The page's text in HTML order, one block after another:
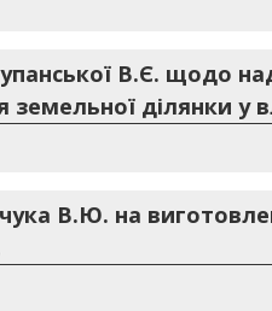
В.Є. щодо
ділянки у
В.Ю. на